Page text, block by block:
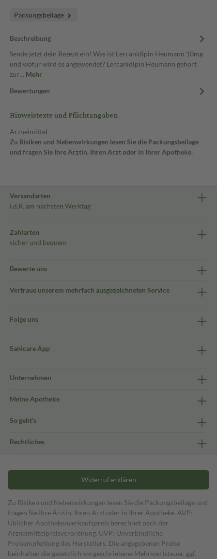
Packungsbeilage
Beschreibung
Sende jetzt dein Rezept ein! Was ist Lercanidipin Heumann 10mg
und wofür wird es angewendet? Lercanidipin Heumann gehört
zur… Mehr
Bewertungen
Hinweistexte und Pflichtangaben
Arzneimittel
Zu Risiken und Nebenwirkungen lesen Sie die Packungsbeilage
und fragen Sie Ihre Ärztin, Ihren Arzt oder in Ihrer Apotheke.
Versandarten
i.d.R. am nächsten Werktag
Zahlarten
sicher und bequem
Bewerte uns
Vertraue unserem mehrfach ausgezeichneten Service
Folge uns
Sanicare App
Unternehmen
Meine Apotheke
So geht's
Rechtliches
Widerruf erklären
Zu Risiken und Nebenwirkungen lesen Sie die Packungsbeilage und
fragen Sie Ihre Ärztin, Ihren Arzt oder in Ihrer Apotheke. AVP:
Üblicher Apothekenverkaufspreis berechnet nach der
Arzneimittelpreisverordnung. UVP: Unverbindliche
Preisempfehlung des Herstellers. Die angegebenen Preise
beinhalten die gesetzlich vorgeschriebene Mehrwertsteuer, ggf.